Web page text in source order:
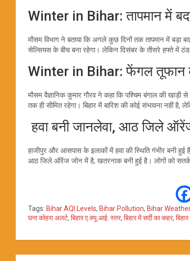
Winter in Bihar: तापमान में
मौसम विभाग ने बताया कि अगले कुछ दिनों तक तापमान में बड़ा
सेल्सियस के बीच बना रहेगा। लेकिन दिसंबर के तीसरे हफ्ते में
Winter in Bihar: फेंगल तूफान
मौसम वैज्ञानिक कुमार गौरव ने कहा कि पश्चिम बंगाल की
तक ही सीमित रहेगा। बिहार में बारिश की कोई संभावना नहीं है,
हवा बनी जानलेवा, आठ जिले
हाजीपुर और आसपास के इलाकों में हवा की स्थिति गंभीर बनी
आठ जिले ऑरेंज जोन में है, खतरनाक बनी हुई है। लोगों को
Tags: Bihar AQI Levels, Bihar Pollution, Bihar
घना कोहरा अलर्ट, बिहार ए.क्यू.आई. स्तर, बिहार में सर्दी का कहर,